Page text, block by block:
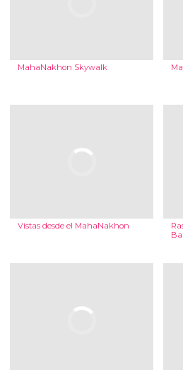
MahaNakhon Skywalk
Vistas desde el MahaNakhon